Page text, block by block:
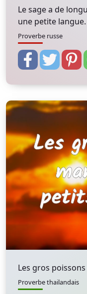
Le sage a de
une petite langue.
Proverbe russe
Les gros
Proverbe thailandais